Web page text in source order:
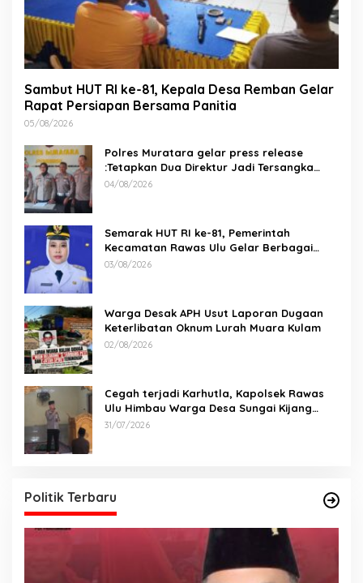
Sambut HUT RI ke-81, Kepala Desa Remban Gelar
Rapat Persiapan Bersama Panitia
05/08/2026
Polres Muratara gelar press release
:Tetapkan Dua Direktur Jadi Tersangka
Kecelakaan Maut antara Bus ALS dan
04/08/2026
Semarak HUT RI ke-81, Pemerintah
Kecamatan Rawas Ulu Gelar Berbagai
Lomba
03/08/2026
Warga Desak APH Usut Laporan Dugaan
Keterlibatan Oknum Lurah Muara Kulam
02/08/2026
Cegah terjadi Karhutla, Kapolsek Rawas
Ulu Himbau Warga Desa Sungai Kijang
Sesuai Maklumat Kapolda Sumsel
31/07/2026
Politik Terbaru